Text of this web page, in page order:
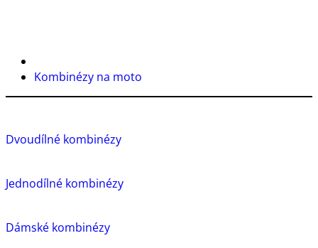
Kombinézy na moto
Dvoudílné kombinézy
Jednodílné kombinézy
Dámské kombinézy